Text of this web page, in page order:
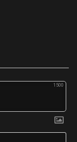
1500